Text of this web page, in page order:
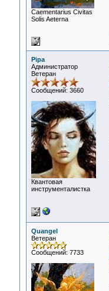
Сaementarius Civitas
Solis Aeterna
Pipa
Администратор
Ветеран
Сообщений: 3660
Квантовая
инструменталистка
Quangel
Ветеран
Сообщений: 7733